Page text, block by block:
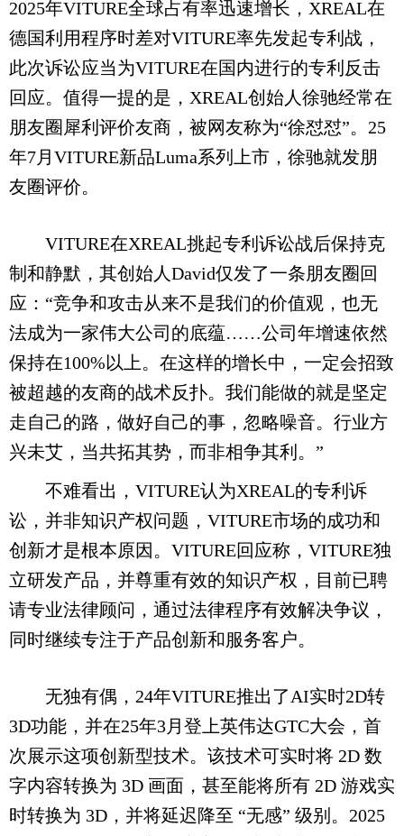
2025年VITURE全球占有率迅速增长，XREAL在
德国利用程序时差对VITURE率先发起专利战，
此次诉讼应当为VITURE在国内进行的专利反击
回应。值得一提的是，XREAL创始人徐驰经常在
朋友圈犀利评价友商，被网友称为“徐怼怼”。25
年7月VITURE新品Luma系列上市，徐驰就发朋
友圈评价。
VITURE在XREAL挑起专利诉讼战后保持克
制和静默，其创始人David仅发了一条朋友圈回
应：“竞争和攻击从来不是我们的价值观，也无
法成为一家伟大公司的底蕴……公司年增速依然
保持在100%以上。在这样的增长中，一定会招致
被超越的友商的战术反扑。我们能做的就是坚定
走自己的路，做好自己的事，忽略噪音。行业方
兴未艾，当共拓其势，而非相争其利。”
不难看出，VITURE认为XREAL的专利诉
讼，并非知识产权问题，VITURE市场的成功和
创新才是根本原因。VITURE回应称，VITURE独
立研发产品，并尊重有效的知识产权，目前已聘
请专业法律顾问，通过法律程序有效解决争议，
同时继续专注于产品创新和服务客户。
无独有偶，24年VITURE推出了AI实时2D转
3D功能，并在25年3月登上英伟达GTC大会，首
次展示这项创新型技术。该技术可实时将 2D 数
字内容转换为 3D 画面，甚至能将所有 2D 游戏实
时转换为 3D，并将延迟降至 “无感” 级别。2025